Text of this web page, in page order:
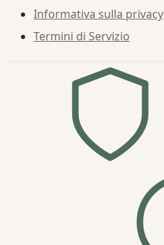
Informativa sulla privacy
Termini di Servizio